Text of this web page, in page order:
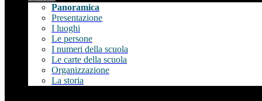
Panoramica
Presentazione
I luoghi
Le persone
I numeri della scuola
Le carte della scuola
Organizzazione
La storia